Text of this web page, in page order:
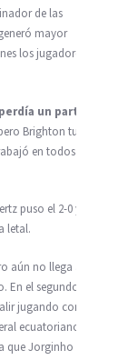
de las
mayor
los jugadores del
un partido
Brighton tuvo
en todos los
puso el 2-0 y selló
letal.
aún no llega al
el segundo gol
jugando con Julio
ecuatoriano no
que Jorginho